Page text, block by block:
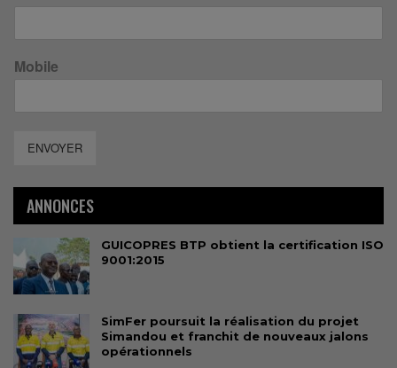
Mobile
ENVOYER
ANNONCES
GUICOPRES BTP obtient la certification ISO
9001:2015
SimFer poursuit la réalisation du projet
Simandou et franchit de nouveaux jalons
opérationnels